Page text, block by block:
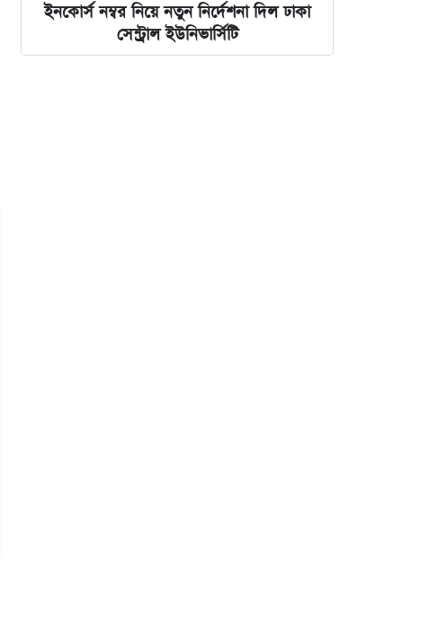
ইনকোর্স নম্বর নিয়ে নতুন নির্দেশনা দিল ঢাকা
সেন্ট্রাল ইউনিভার্সিটি